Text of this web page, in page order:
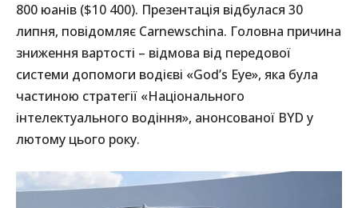
800 юанів ($10 400). Презентація відбулася 30
липня, повідомляє Carnewschina. Головна причина
зниження вартості – відмова від передової
системи допомоги водієві «God’s Eye», яка була
частиною стратегії «Національного
інтелектуального водіння», анонсованої BYD у
лютому цього року.